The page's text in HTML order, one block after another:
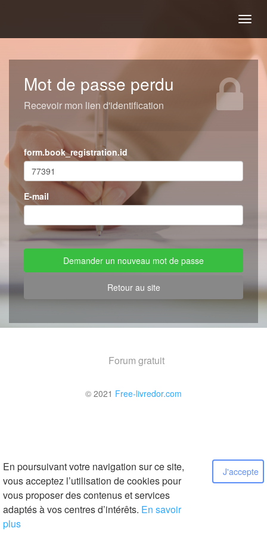
En poursuivant votre navigation sur ce site,
vous acceptez l’utilisation de cookies pour
vous proposer des contenus et services
adaptés à vos centres d’intérêts. En savoir
plus
J'accepte
Mot de passe perdu
Recevoir mon lien d'identification
form.book_registration.id
E-mail
Retour au site
Forum gratuit
© 2021 Free-livredor.com